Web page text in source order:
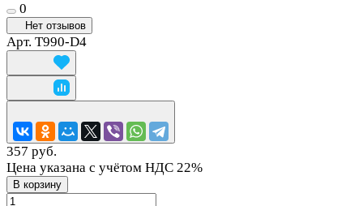
0
Нет отзывов
Арт. T990-D4
357 руб.
Цена указана с учётом НДС 22%
В корзину